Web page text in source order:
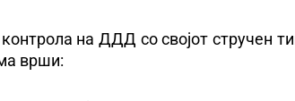
на ДДД со својот стручен
врши: